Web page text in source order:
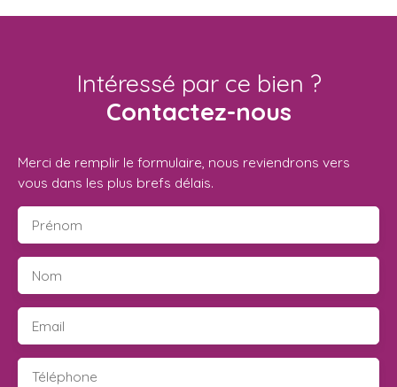
Intéressé par ce bien ?
Contactez-nous
Merci de remplir le formulaire, nous reviendrons vers
vous dans les plus brefs délais.
Prénom
Nom
Email
Téléphone